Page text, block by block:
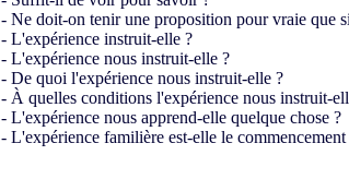
- Ne doit-on tenir une proposition pour vraie que
- L'expérience instruit-elle ?
- L'expérience nous instruit-elle ?
- De quoi l'expérience nous instruit-elle ?
- À quelles conditions l'expérience nous instruit-
- L'expérience nous apprend-elle quelque chose ?
- L'expérience familière est-elle le commencement